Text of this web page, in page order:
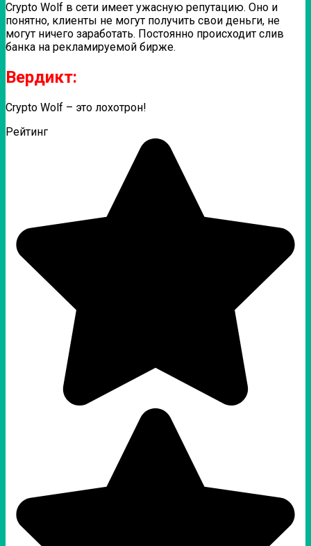
Crypto Wolf в сети имеет ужасную репутацию. Оно и
понятно, клиенты не могут получить свои деньги, не
могут ничего заработать. Постоянно происходит слив
банка на рекламируемой бирже.
Вердикт:
Crypto Wolf – это лохотрон!
Рейтинг